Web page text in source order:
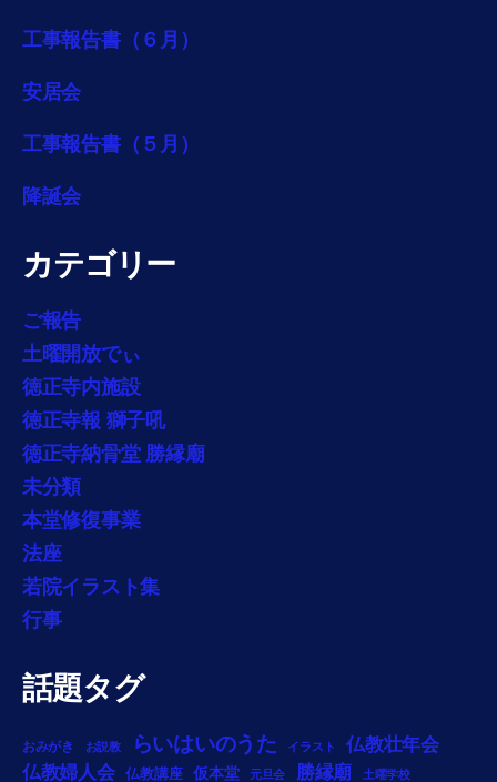
工事報告書（６月）
安居会
工事報告書（５月）
降誕会
カテゴリー
ご報告
土曜開放でぃ
徳正寺内施設
徳正寺報 獅子吼
徳正寺納骨堂 勝縁廟
未分類
本堂修復事業
法座
若院イラスト集
行事
話題タグ
おみがき お説教 らいはいのうた イラスト
仏教壮年会
仏教婦人会
仏教講座 仮本堂 元旦会 勝縁廟 土曜学校